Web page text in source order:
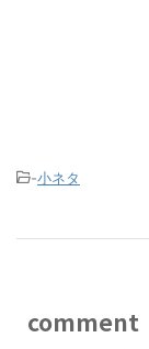
-小ネタ
comment